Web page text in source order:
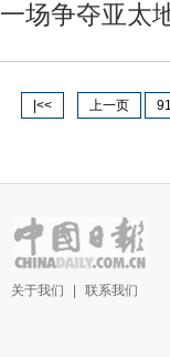
一场争夺亚太
|<< 上一页 91
关于我们 联系我们